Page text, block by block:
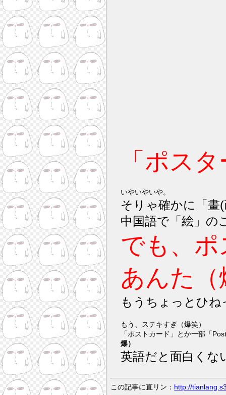
「ポス
いやいやいや。
そりゃ確かに「畫
中国語で「絵」の
でも、
あんた（
もうちょっとひ
もう、ステキすぎ（爆笑）
爆）
英語だと面白くな
この記事に直リン： http://